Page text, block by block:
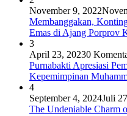
November 9, 2022
Membanggakan,
Emas di Ajang Porprov
3
April 23, 20230
Purnabakti Apresiasi
Kepemimpinan
4
September 4, 2024Juli
The Undeniable Charm